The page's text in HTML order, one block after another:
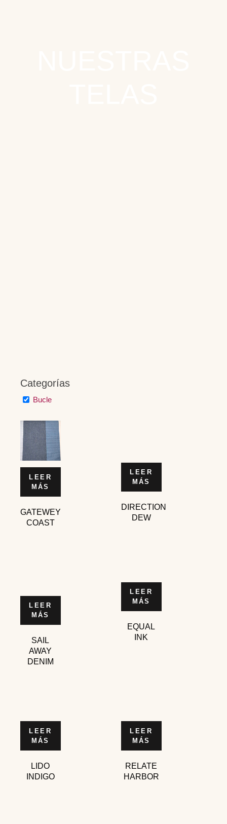
Categorías
Bucle
LEER
MÁS
GATEWEY
COAST
LEER
MÁS
DIRECTION
DEW
LEER
MÁS
SAIL
AWAY
DENIM
LEER
MÁS
EQUAL
INK
LEER
MÁS
LIDO
INDIGO
LEER
MÁS
RELATE
HARBOR